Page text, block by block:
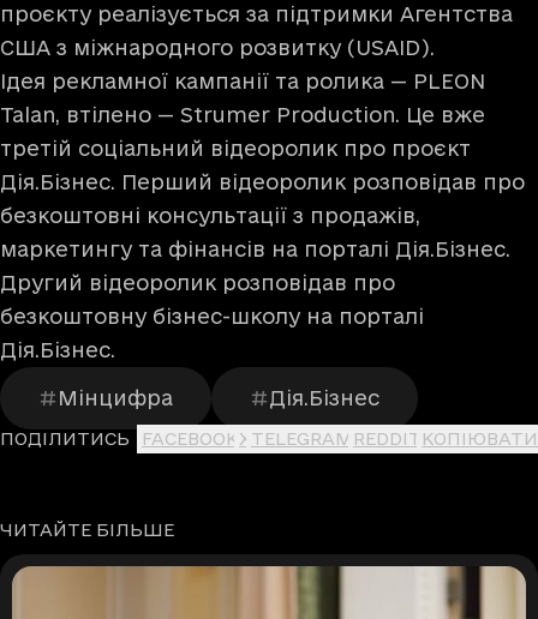
проєкту реалізується за підтримки Агентства
США з міжнародного розвитку (USAID).
Ідея рекламної кампанії та ролика — PLEON
Talan, втілено — Strumer Production. Це вже
третій соціальний відеоролик про проєкт
Дія.Бізнес. Перший відеоролик розповідав про
безкоштовні консультації з продажів,
маркетингу та фінансів на порталі Дія.Бізнес.
Другий відеоролик розповідав про
безкоштовну бізнес-школу на порталі
Дія.Бізнес.
Мінцифра Дія.Бізнес
ПОДІЛИТИСЬ FACEBOOK X TELEGRAM REDDIT КОПІЮВАТИ
ЧИТАЙТЕ БІЛЬШЕ